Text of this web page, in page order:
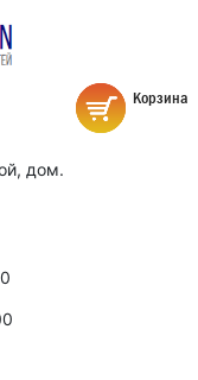
дом.
Корзина